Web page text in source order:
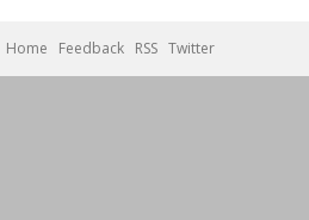
Home Feedback RSS Twitter